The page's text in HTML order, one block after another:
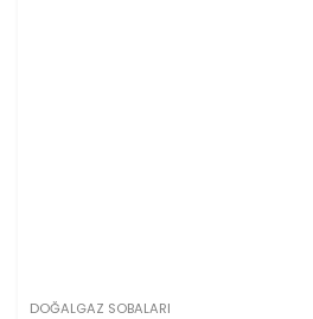
DOĞALGAZ SOBALARI